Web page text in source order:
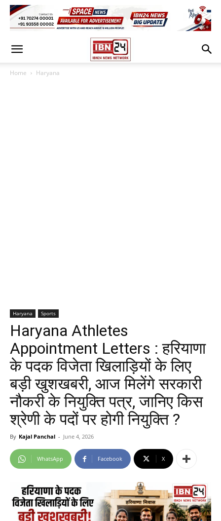
Home Haryana
Haryana Sports
Haryana Athletes
Appointment Letters : हरियाणा
के पदक विजेता खिलाड़ियों के लिए
बड़ी खुशखबरी, आज मिलेंगे सरकारी
नौकरी के नियुक्ति पत्र, जानिए किस
श्रेणी के पदों पर होगी नियुक्ति ?
By Kajal Panchal - June 4, 2026
WhatsApp Facebook X